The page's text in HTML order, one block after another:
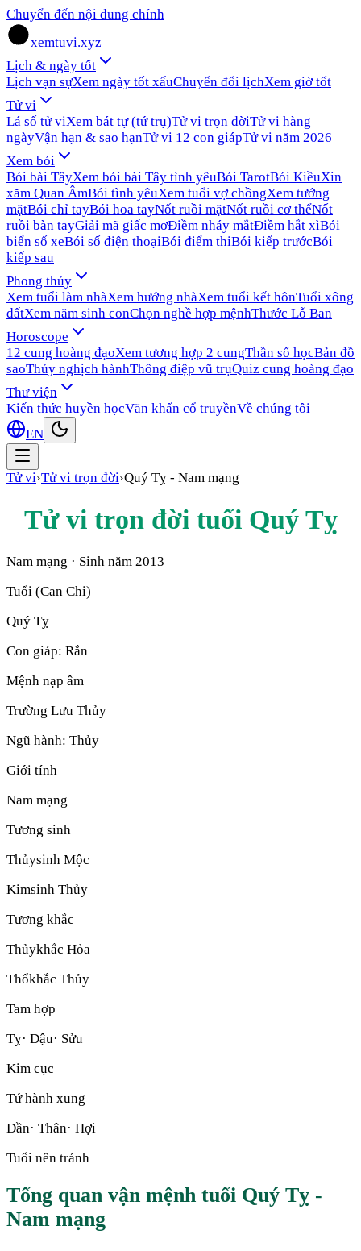
Chuyển đến nội dung chính
xemtuvi.xyz
Lịch & ngày tốt
Lịch vạn sựXem ngày tốt xấuChuyển đổi lịchXem giờ tốt
Tử vi
Lá số tử viXem bát tự (tứ trụ)Tử vi trọn đờiTử vi hàng
ngàyVận hạn & sao hạnTử vi 12 con giápTử vi năm 2026
Xem bói
Bói bài TâyXem bói bài Tây tình yêuBói TarotBói KiềuXin
xăm Quan ÂmBói tình yêuXem tuổi vợ chồngXem tướng
mặtBói chỉ tayBói hoa tayNốt ruồi mặtNốt ruồi cơ thểNốt
ruồi bàn tayGiải mã giấc mơĐiềm nháy mắtĐiềm hắt xìBói
biển số xeBói số điện thoạiBói điểm thiBói kiếp trướcBói
kiếp sau
Phong thủy
Xem tuổi làm nhàXem hướng nhàXem tuổi kết hônTuổi xông
đấtXem năm sinh conChọn nghề hợp mệnhThước Lỗ Ban
Horoscope
12 cung hoàng đạoXem tương hợp 2 cungThần số họcBản đồ
saoThủy nghịch hànhThông điệp vũ trụQuiz cung hoàng đạo
Thư viện
Kiến thức huyền họcVăn khấn cổ truyềnVề chúng tôi
EN
Tử vi›Tử vi trọn đời›Quý Tỵ - Nam mạng
Tử vi trọn đời tuổi Quý Tỵ
Nam mạng · Sinh năm 2013
Tuổi (Can Chi)
Quý Tỵ
Con giáp: Rắn
Mệnh nạp âm
Trường Lưu Thủy
Ngũ hành: Thủy
Giới tính
Nam mạng
Tương sinh
Thủysinh Mộc
Kimsinh Thủy
Tương khắc
Thủykhắc Hỏa
Thổkhắc Thủy
Tam hợp
Tỵ· Dậu· Sửu
Kim cục
Tứ hành xung
Dần· Thân· Hợi
Tuổi nên tránh
Tổng quan vận mệnh tuổi Quý Tỵ -
Nam mạng